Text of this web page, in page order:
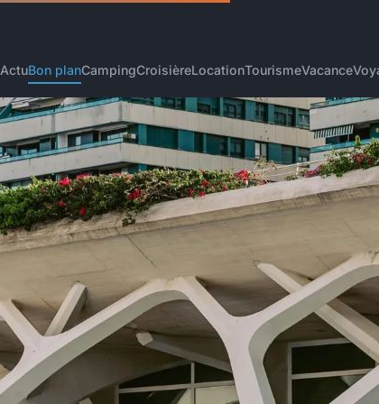
ActuBon planCampingCroisièreLocationTourismeVacance